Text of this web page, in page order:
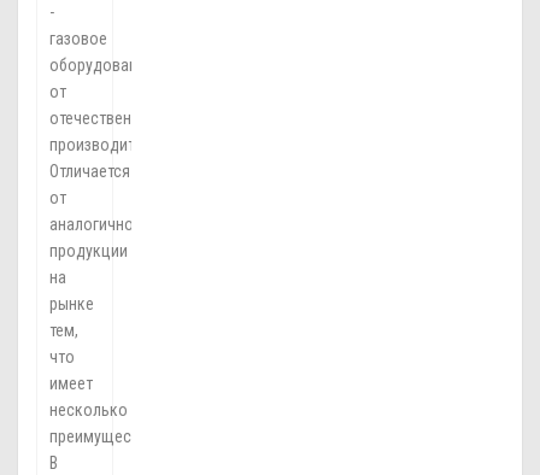
-
газовое
оборудование
от
отечественного
производителя.
Отличается
от
аналогичной
продукции
на
рынке
тем,
что
имеет
несколько
преимуществ.
В